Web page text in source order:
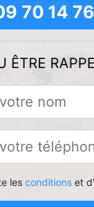
70 14
ÊTRE
les conditionset